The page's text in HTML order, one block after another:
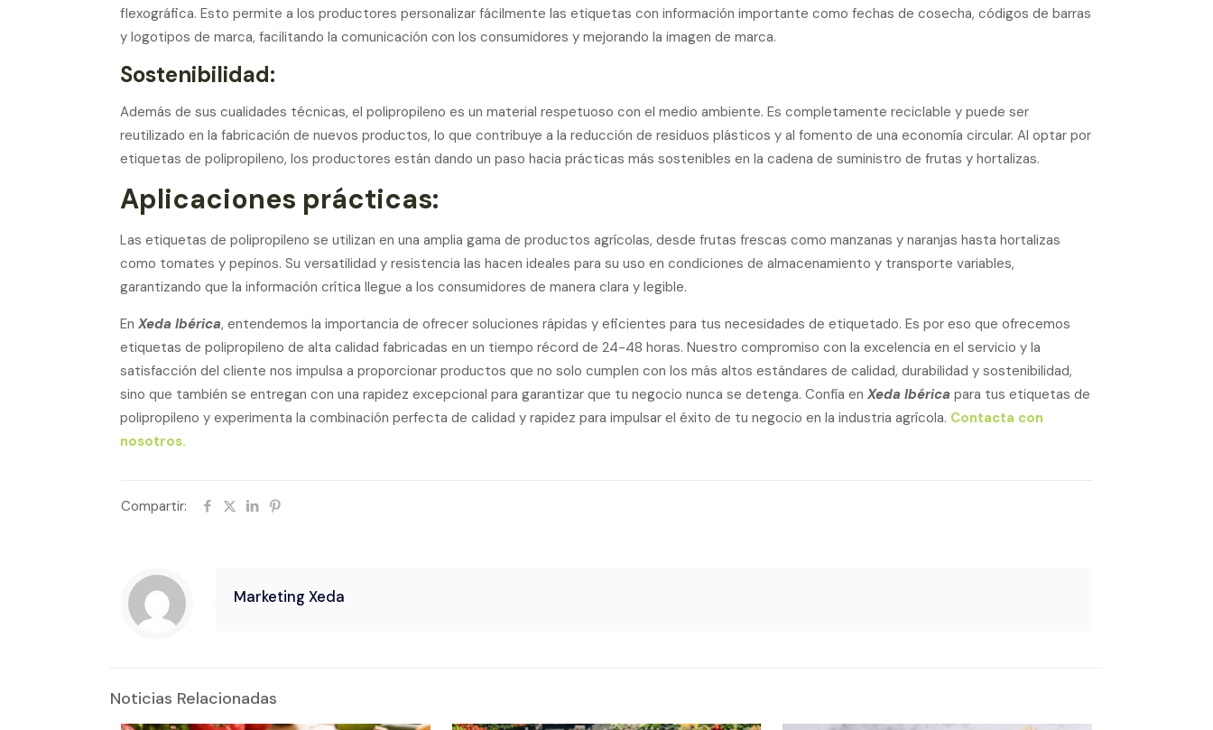
flexográfica. Esto permite a los productores personalizar fácilmente las etiquetas con información importante como fechas de cosecha, códigos de barras
y logotipos de marca, facilitando la comunicación con los consumidores y mejorando la imagen de marca.
Sostenibilidad:
Además de sus cualidades técnicas, el polipropileno es un material respetuoso con el medio ambiente. Es completamente reciclable y puede ser
reutilizado en la fabricación de nuevos productos, lo que contribuye a la reducción de residuos plásticos y al fomento de una economía circular. Al optar por
etiquetas de polipropileno, los productores están dando un paso hacia prácticas más sostenibles en la cadena de suministro de frutas y hortalizas.
Aplicaciones prácticas:
Las etiquetas de polipropileno se utilizan en una amplia gama de productos agrícolas, desde frutas frescas como manzanas y naranjas hasta hortalizas
como tomates y pepinos. Su versatilidad y resistencia las hacen ideales para su uso en condiciones de almacenamiento y transporte variables,
garantizando que la información crítica llegue a los consumidores de manera clara y legible.
En Xeda Ibérica, entendemos la importancia de ofrecer soluciones rápidas y eficientes para tus necesidades de etiquetado. Es por eso que ofrecemos
etiquetas de polipropileno de alta calidad fabricadas en un tiempo récord de 24-48 horas. Nuestro compromiso con la excelencia en el servicio y la
satisfacción del cliente nos impulsa a proporcionar productos que no solo cumplen con los más altos estándares de calidad, durabilidad y sostenibilidad,
sino que también se entregan con una rapidez excepcional para garantizar que tu negocio nunca se detenga. Confía en Xeda Ibérica para tus etiquetas de
polipropileno y experimenta la combinación perfecta de calidad y rapidez para impulsar el éxito de tu negocio en la industria agrícola. Contacta con
nosotros.
Compartir:
Marketing Xeda
Noticias Relacionadas